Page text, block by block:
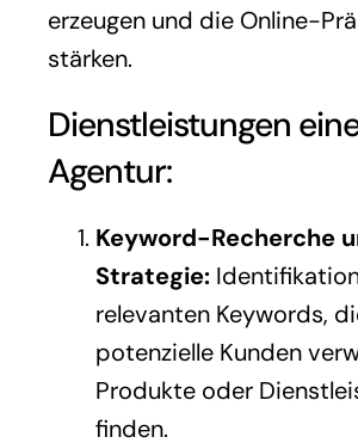
erzeugen und die Online-
stärken.
Dienstleistungen
Agentur:
Keyword-Recherche
Strategie:
relevanten Keywords,
potenzielle Kunden
Produkte oder
finden.